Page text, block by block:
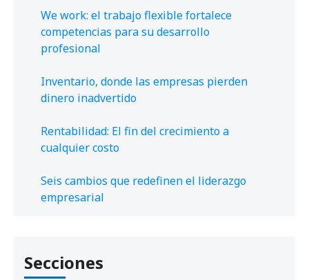
We work: el trabajo flexible fortalece
competencias para su desarrollo
profesional
Inventario, donde las empresas pierden
dinero inadvertido
Rentabilidad: El fin del crecimiento a
cualquier costo
Seis cambios que redefinen el liderazgo
empresarial
Secciones